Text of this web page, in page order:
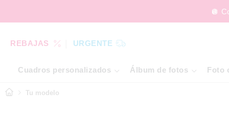
🪩
REBAJAS URGENTE
Cuadros personalizados Álbum de fotos Foto
Tu modelo